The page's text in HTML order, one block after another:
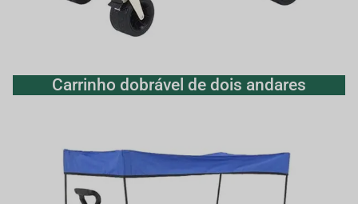
Carrinho dobrável de dois andares